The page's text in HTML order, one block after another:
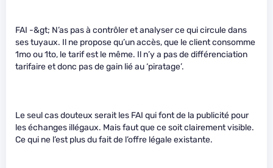
FAI -&gt; N’as pas à contrôler et analyser ce qui circule dans
ses tuyaux. Il ne propose qu’un accès, que le client consomme
1mo ou 1to, le tarif est le même. Il n’y a pas de différenciation
tarifaire et donc pas de gain lié au ‘piratage’.
Le seul cas douteux serait les FAI qui font de la publicité pour
les échanges illégaux. Mais faut que ce soit clairement visible.
Ce qui ne l’est plus du fait de l’offre légale existante.